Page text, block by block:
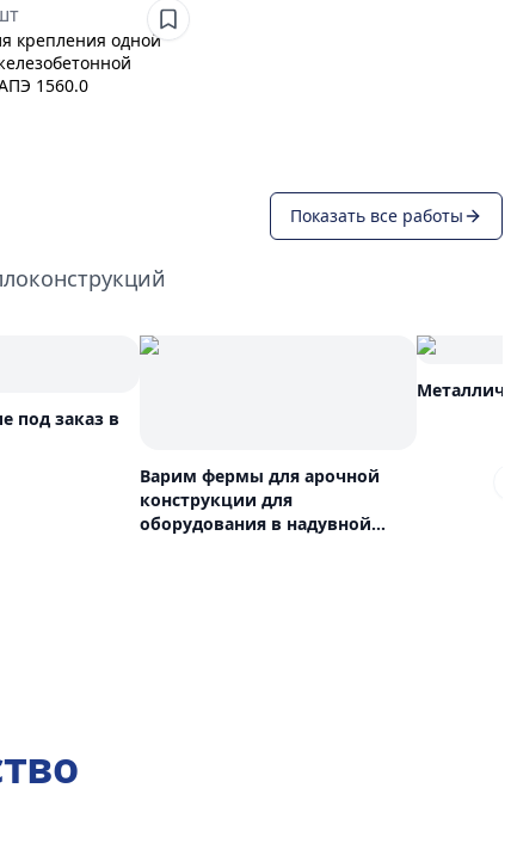
крепления одной
1560.0
Показать все работы
под заказ в
Варим фермы для арочной
конструкции для
оборудования в надувной